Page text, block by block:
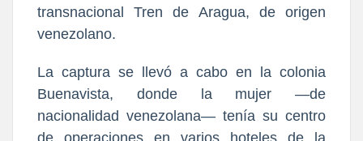
transnacional Tren de Aragua, de origen
venezolano.
La captura se llevó a cabo en la colonia
Buenavista, donde la mujer —de
nacionalidad venezolana— tenía su centro